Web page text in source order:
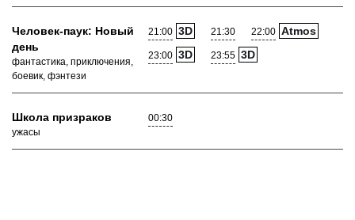
Человек-паук: Новый
день
фантастика, приключения,
боевик, фэнтези
21:00 3D 21:30 22:00 Atmos
23:00 3D 23:55 3D
Школа призраков
ужасы
00:30